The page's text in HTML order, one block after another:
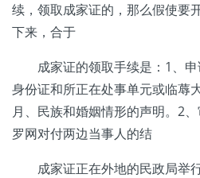
续，领取成家证的，那么假使要
下来，合于
成家证的领取手续是：1、申
身份证和所正在处事单元或临蓐
月、民族和婚姻情形的声明。2
罗网对付两边当事人的结
成家证正在外地的民政局举